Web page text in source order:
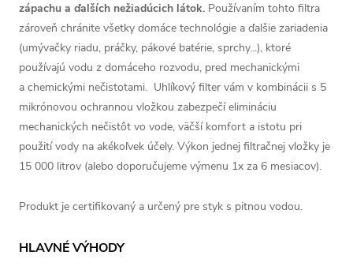
zápachu a ďalších nežiadúcich látok. Používaním tohto filtra
zároveň chránite všetky domáce technológie a ďalšie zariadenia
(umývačky riadu, práčky, pákové batérie, sprchy...), ktoré
používajú vodu z domáceho rozvodu, pred mechanickými
a chemickými nečistotami. Uhlíkový filter vám v kombinácii s 5
mikrónovou ochrannou vložkou zabezpečí elimináciu
mechanických nečistôt vo vode, väčší komfort a istotu pri
použití vody na akékoľvek účely. Výkon jednej filtračnej vložky je
15 000 litrov (alebo doporučujeme výmenu 1x za 6 mesiacov).
Produkt je certifikovaný a určený pre styk s pitnou vodou.
HLAVNÉ VÝHODY